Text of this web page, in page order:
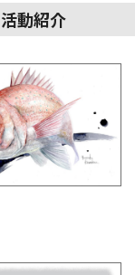
活動紹介